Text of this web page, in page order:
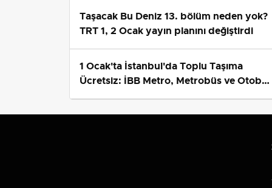
Taşacak Bu Deniz 13. bölüm neden yok?
TRT 1, 2 Ocak yayın planını değiştirdi
1 Ocak'ta İstanbul'da Toplu Taşıma
Ücretsiz: İBB Metro, Metrobüs ve Otobüs